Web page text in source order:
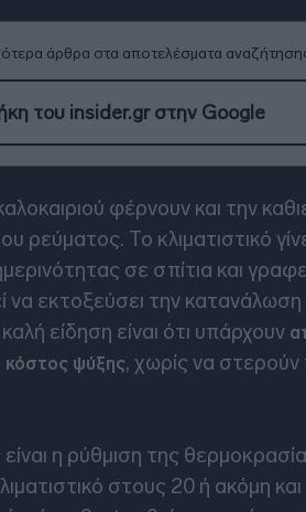
άρθρα στα αποτελέσματα
του insider.gr στην Google
φέρνουν και την
ρεύματος. Το κλιματιστικό
σε σπίτια και
να εκτοξεύσει την κατανάλωση
είδηση είναι ότι υπάρχουν
κόστος ψύξης, χωρίς να
η ρύθμιση της
στους 20 ή ακόμη